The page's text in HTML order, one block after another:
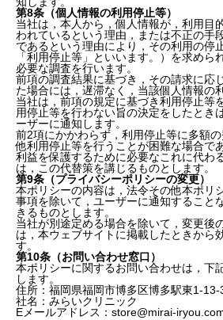
第8条（個人情報の利用停止等）
当社は，本人から，個人情報が，利用目
われているという理由，または不正の手
であるという理由により，その利用の停
「利用停止等」といいます。）を求めら
必要な調査を行います。
前項の調査結果に基づき，その請求に応
た場合には，遅滞なく，当該個人情報の
当社は，前項の規定に基づき利用停止等
用停止等を行わない旨の決定をしたとき
ーザーに通知します。
前2項にかかわらず，利用停止等に多額
他利用停止等を行うことが困難な場合で
利益を保護するために必要なこれに代わ
は，この代替策を講じるものとします。
第9条（プライバシーポリシーの変更）
本ポリシーの内容は，法令その他本ポリ
事項を除いて，ユーザーに通知すること
きるものとします。
当社が別途定める場合を除いて，変更後
は，本ウェブサイトに掲載したときから
す。
第10条（お問い合わせ窓口）
本ポリシーに関するお問い合わせは，下
します。
住所：福岡県福岡市博多区博多駅東1-13-
社名：みらいクリニック
Eメールアドレス：store@mirai-